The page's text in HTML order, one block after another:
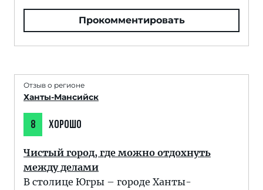
Прокомментировать
Отзыв о регионе
Ханты-Мансийск
8 ХОРОШО
Чистый город, где можно отдохнуть
между делами
В столице Югры – городе Ханты-